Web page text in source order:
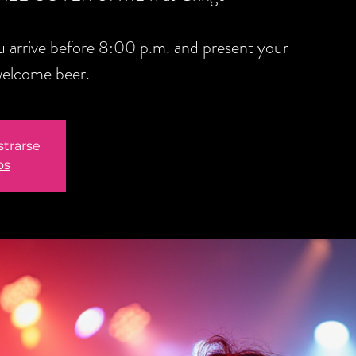
arrive before 8:00 p.m. and present your
beer.